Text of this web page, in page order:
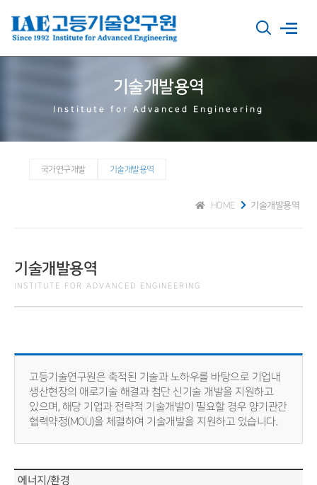
기술개발용역
Institute for Advanced Engineering
국가연구개발 기술개발용역
기술개발용역
HOME
기술개발용역
INSTITUTE FOR ADVANCED ENGINEERING
고등기술연구원은 축적된 기술과 노하우를 바탕으로 기업내
생산현장의 애로기술 해결과 첨단 신기술 개발을 지원하고
있으며, 해당 기업과 전략적 기술개발이 필요할 경우 양기관간
협력약정(MOU)을 체결하여 기술개발을 지원하고 있습니다.
에너지/환경